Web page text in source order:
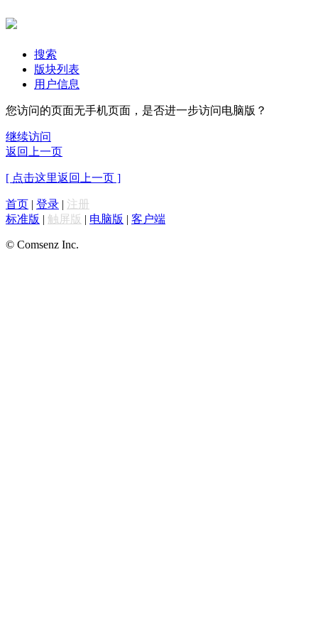
搜索
版块列表
用户信息
您访问的页面无手机页面，是否进一步访问电脑版？
继续访问
返回上一页
[ 点击这里返回上一页 ]
首页 | 登录 | 注册
标准版 | 触屏版 | 电脑版 | 客户端
© Comsenz Inc.